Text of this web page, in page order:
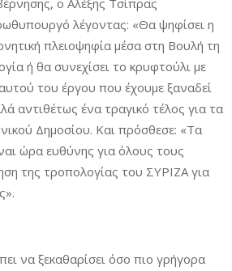
ο Αλέξης Τσίπρας
λέγοντας: «Θα ψηφίσει η
πλειοψηφία μέσα στη Βουλή τη
ή θα συνεχίσει το κρυφτούλι με
του έργου που έχουμε ξαναδεί
αντιθέτως ένα τραγικό τέλος για τα
Δημοσίου. Και πρόσθεσε: «Τα
ώρα ευθύνης για όλους τους
της τροπολογίας του ΣΥΡΙΖΑ για
να ξεκαθαρίσει όσο πιο γρήγορα